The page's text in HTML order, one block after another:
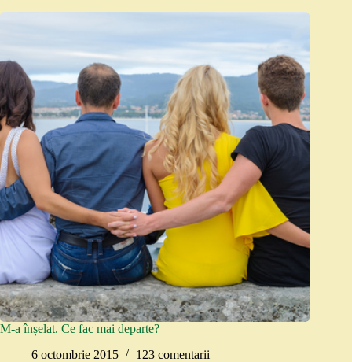
M-a înșelat. Ce fac mai departe?
6 octombrie 2015
123 comentarii